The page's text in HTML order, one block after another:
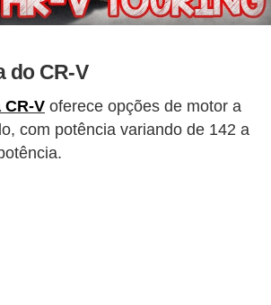
do CR-V
CR-V oferece opções de motor a
com potência variando de 142 a